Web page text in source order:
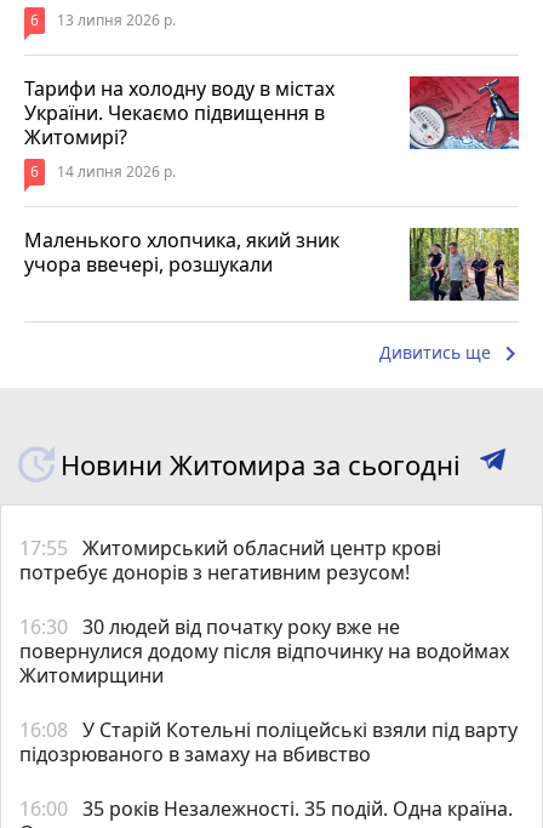
6 13 липня 2026 р.
Тарифи на холодну воду в містах
України. Чекаємо підвищення в
Житомирі?
6 14 липня 2026 р.
Маленького хлопчика, який зник
учора ввечері, розшукали
Дивитись ще keyboard_arrow_right
Новини Житомира за сьогодні
17:55 Житомирський обласний центр крові
потребує донорів з негативним резусом!
16:30 30 людей від початку року вже не
повернулися додому після відпочинку на водоймах
Житомирщини
16:08 У Старій Котельні поліцейські взяли під варту
підозрюваного в замаху на вбивство
16:00 35 років Незалежності. 35 подій. Одна країна.